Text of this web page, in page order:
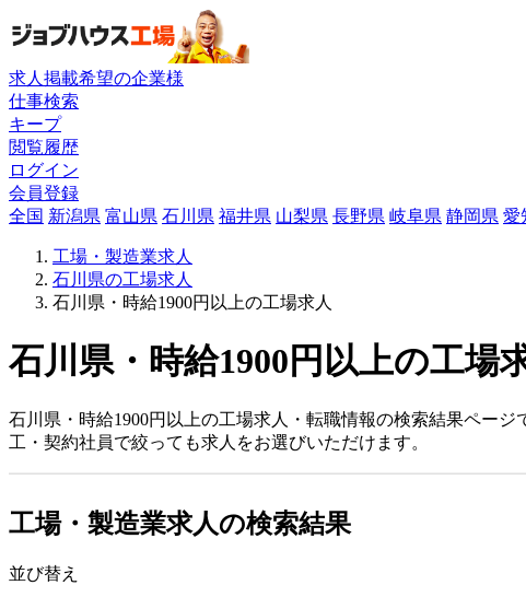
求人掲載希望の企業様
仕事検索
キープ
閲覧履歴
ログイン
会員登録
全国 新潟県 富山県 石川県 福井県 山梨県 長野県 岐阜県 静岡県 愛
工場・製造業求人
石川県の工場求人
石川県・時給1900円以上の工場求人
石川県・時給1900円以上の工場
石川県・時給1900円以上の工場求人・転職情報の検索結果ペー
工・契約社員で絞っても求人をお選びいただけます。
工場・製造業求人の検索結果
並び替え